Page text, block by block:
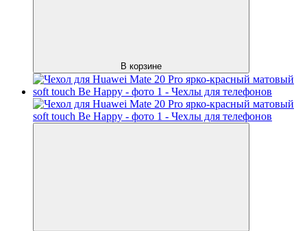
В корзине